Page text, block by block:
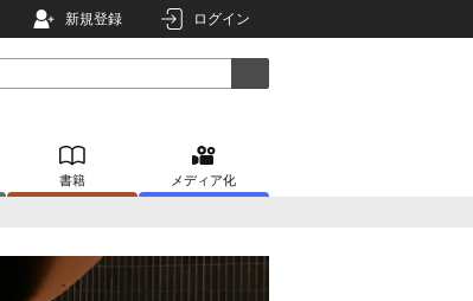
新規登録 ログイン
書籍 メディア化